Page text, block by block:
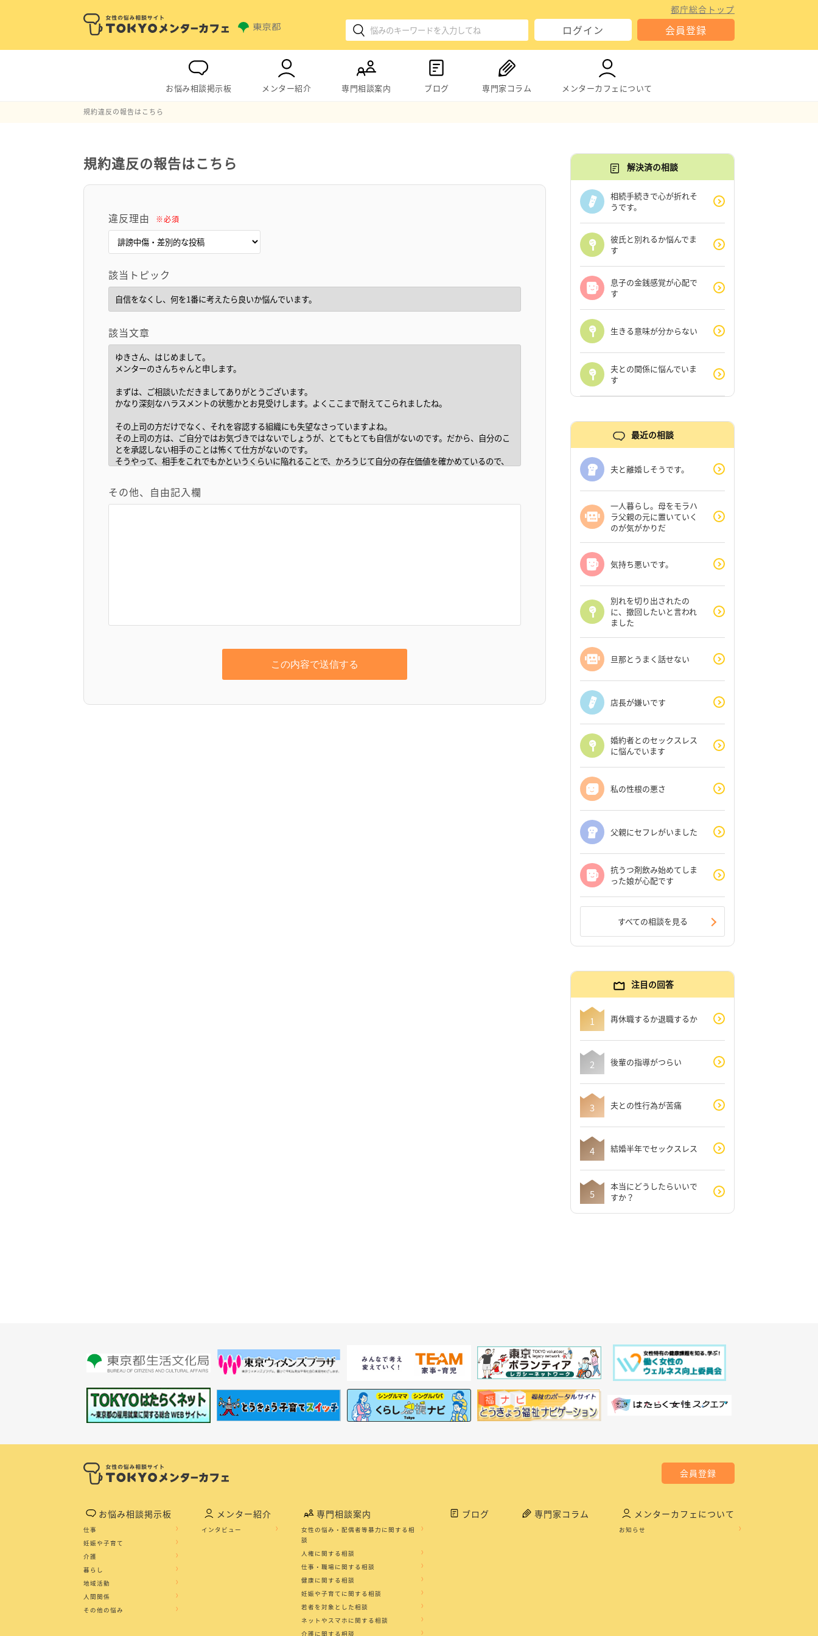
都庁総合トップ
ログイン 会員登録
お悩み相談掲示板 メンター紹介 専門相談案内 ブログ 専門家コラム メンターカフェについて
規約違反の報告はこちら
規約違反の報告はこちら
違反理由 ※必須
該当トピック
該当文章
その他、自由記入欄
この内容で送信する
解決済の相談
相続手続きで心が折れそ
うです。
彼氏と別れるか悩んでま
す
息子の金銭感覚が心配で
す
生きる意味が分からない
夫との関係に悩んでいま
す
最近の相談
夫と離婚しそうです。
一人暮らし。母をモラハ
ラ父親の元に置いていく
のが気がかりだ
気持ち悪いです。
別れを切り出されたの
に、撤回したいと言われ
ました
旦那とうまく話せない
店長が嫌いです
婚約者とのセックスレス
に悩んでいます
私の性根の悪さ
父親にセフレがいました
抗うつ剤飲み始めてしま
った娘が心配です
すべての相談を見る
注目の回答
再休職するか退職するか
後輩の指導がつらい
夫との性行為が苦痛
結婚半年でセックスレス
本当にどうしたらいいで
すか？
会員登録
お悩み相談掲示板
仕事
妊娠や子育て
介護
暮らし
地域活動
人間関係
その他の悩み
メンター紹介
インタビュー
専門相談案内
女性の悩み・配偶者等暴力に関する相
談
人権に関する相談
仕事・職場に関する相談
健康に関する相談
妊娠や子育てに関する相談
若者を対象とした相談
ネットやスマホに関する相談
介護に関する相談
ブログ 専門家コラム メンターカフェについて
お知らせ